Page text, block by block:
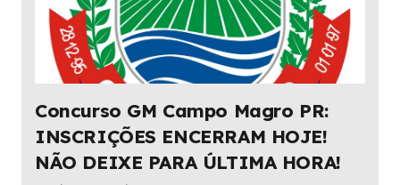
Concurso GM Campo Magro PR:
INSCRIÇÕES ENCERRAM HOJE!
NÃO DEIXE PARA ÚLTIMA HORA!